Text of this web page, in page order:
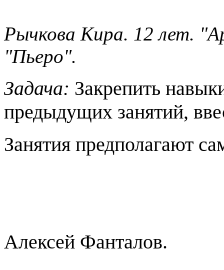
Рычкова Кира. 12 лет.
"Пьеро".
Задача: Закрепить
предыдущих занятий,
Занятия предполагают
Алексей Фанталов.